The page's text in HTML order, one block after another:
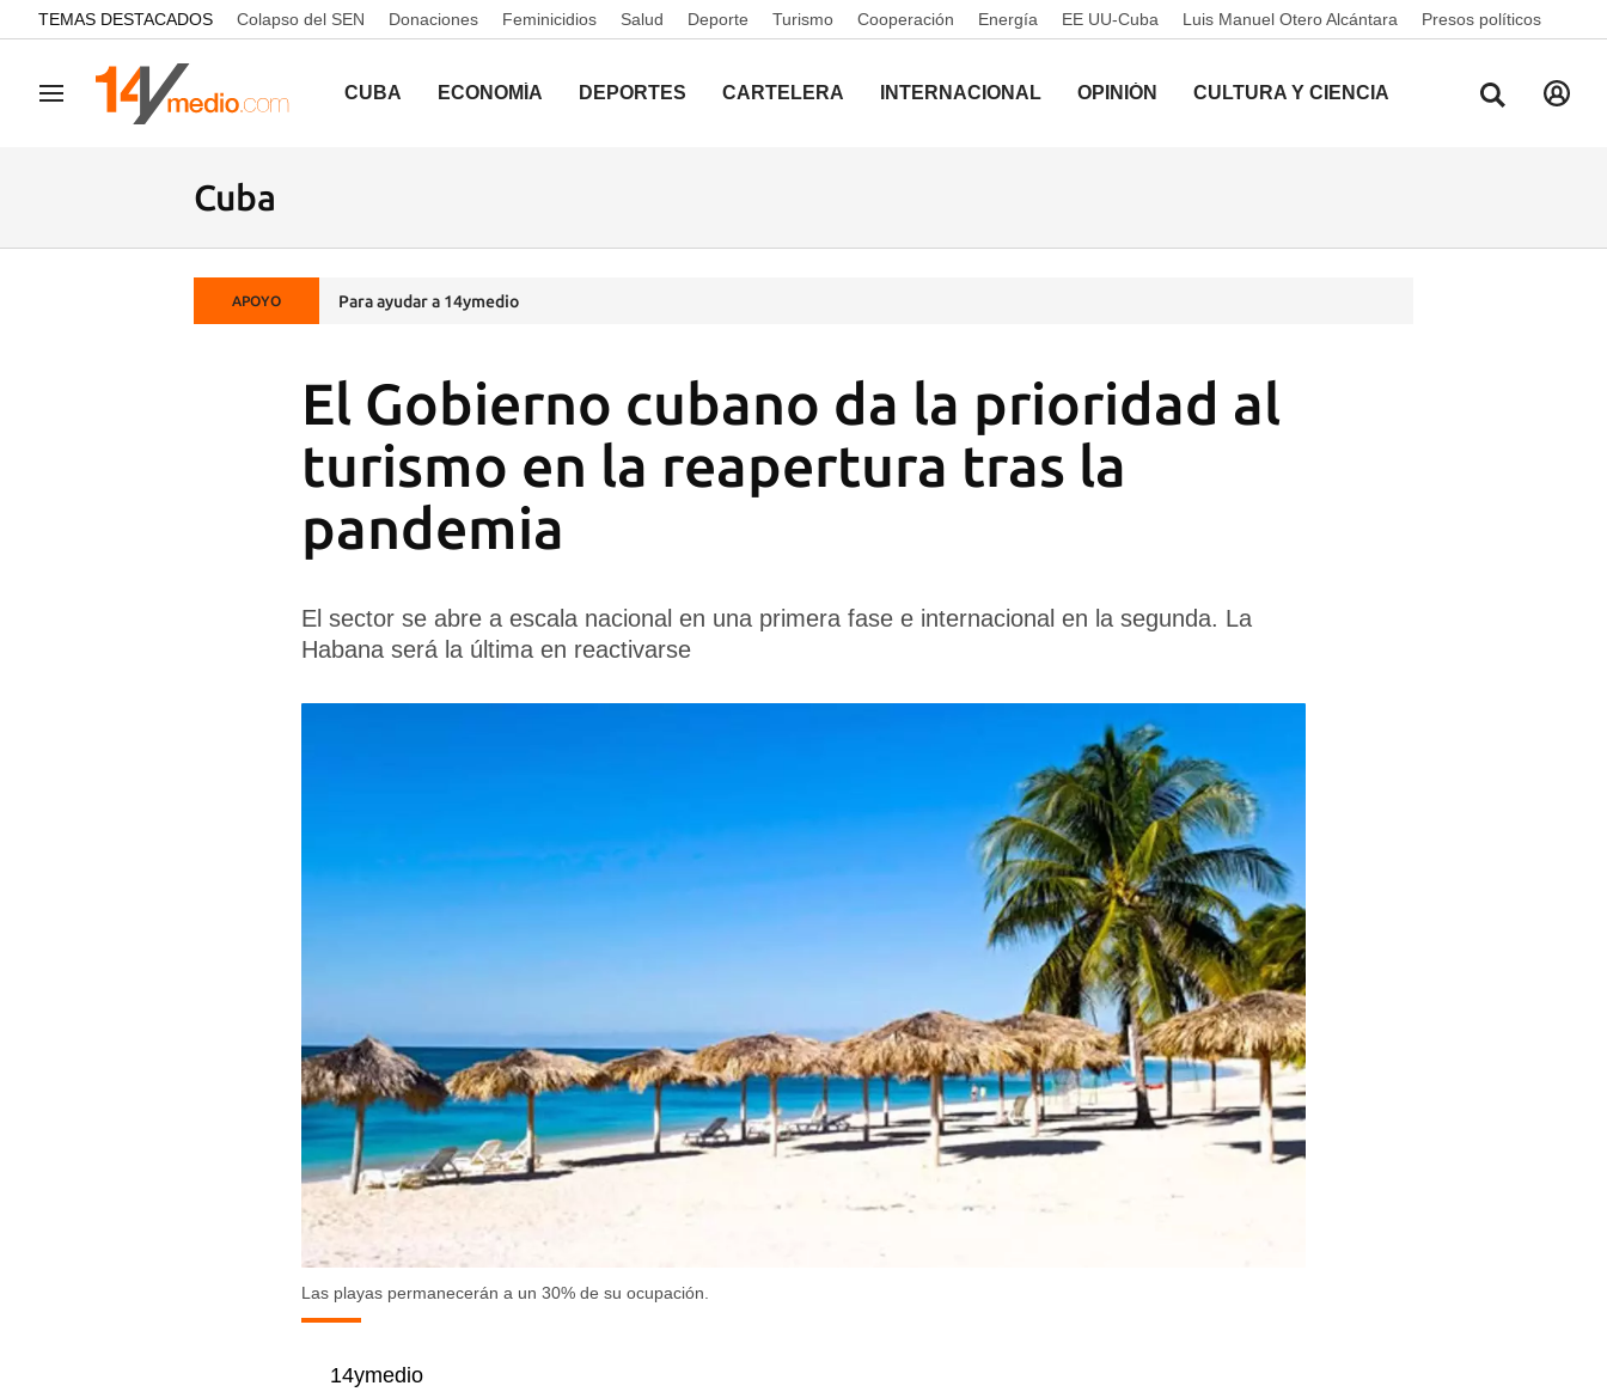
common.go-to-content
TEMAS DESTACADOS Colapso del SEN Donaciones Feminicidios Salud Deporte Turismo Cooperación Energía EE UU-Cuba Luis Manuel Otero Alcántara Presos políticos
Navegación CUBA ECONOMÍA DEPORTES CARTELERA INTERNACIONAL OPINIÓN CULTURA Y CIENCIA
Cuba
APOYO Para ayudar a 14ymedio
El Gobierno cubano da la prioridad al
turismo en la reapertura tras la
pandemia
El sector se abre a escala nacional en una primera fase e internacional en la segunda. La
Habana será la última en reactivarse
Las playas permanecerán a un 30% de su ocupación.
14ymedio